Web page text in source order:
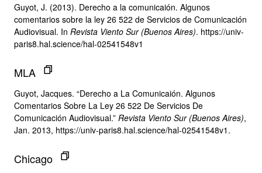
Guyot, J. (2013). Derecho a la comunicaión. Algunos
comentarios sobre la ley 26 522 de Servicios de Comunicación
Audiovisual. In Revista Viento Sur (Buenos Aires). https://univ-
paris8.hal.science/hal-02541548v1
MLA
Guyot, Jacques. “Derecho a La Comunicaión. Algunos
Comentarios Sobre La Ley 26 522 De Servicios De
Comunicación Audiovisual.” Revista Viento Sur (Buenos Aires),
Jan. 2013, https://univ-paris8.hal.science/hal-02541548v1.
Chicago